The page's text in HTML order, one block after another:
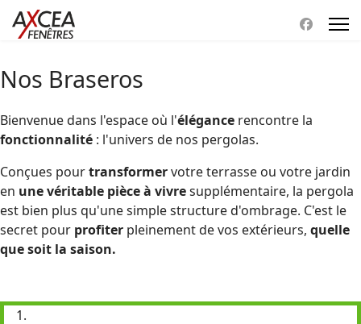
Nos Braseros
Bienvenue dans l'espace où l'élégance rencontre la
fonctionnalité : l'univers de nos pergolas.
Conçues pourtransformervotre terrasse ou votre jardin
en une véritable pièce à vivresupplémentaire, la pergola
est bien plus qu'une simple structure d'ombrage. C'est le
secret pour profiter pleinement de vos extérieurs, quelle
que soit la saison.